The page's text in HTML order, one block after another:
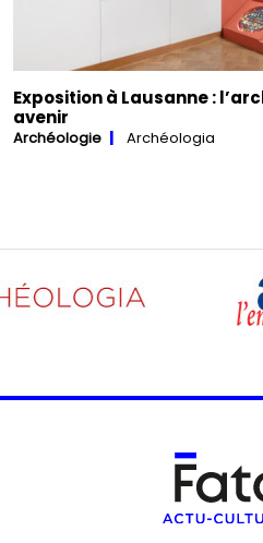
Exposition à Lausanne :
avenir
Archéologie Archéologia